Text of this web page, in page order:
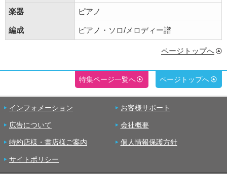
楽器 ピアノ
編成 ピアノ・ソロ/メロディー譜
ページトップへ
特集ページ一覧へ ページトップへ
インフォメーション お客様サポート
広告について 会社概要
特約店様・書店様ご案内 個人情報保護方針
サイトポリシー